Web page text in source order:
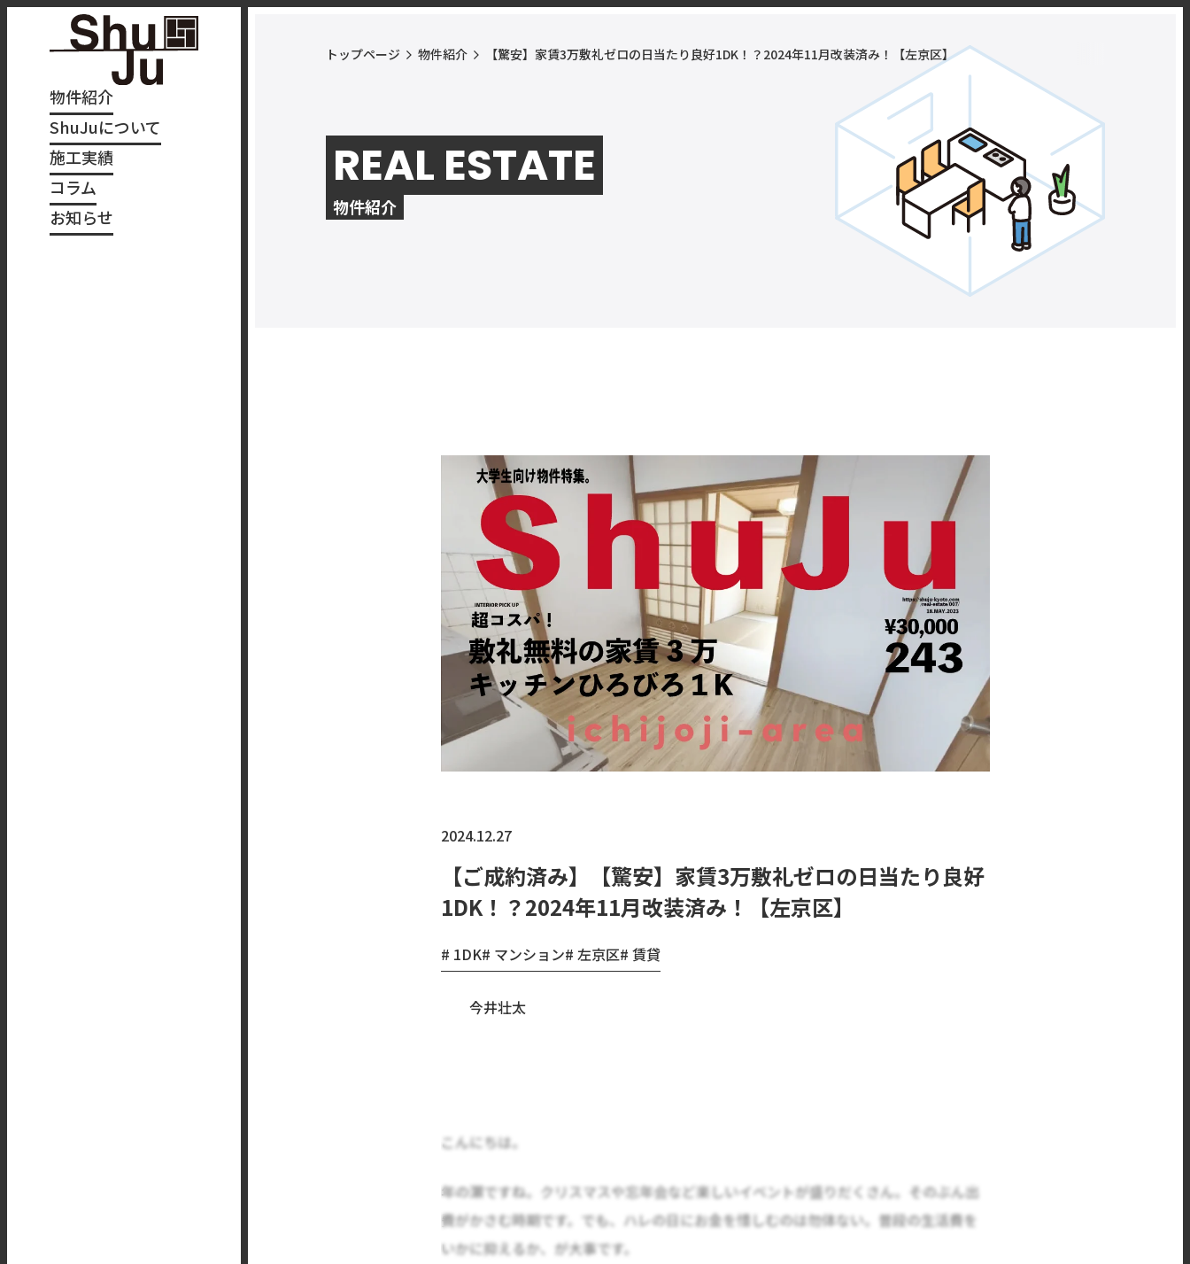
物件紹介
ShuJuについて
施工実績
コラム
お知らせ
トップページ 物件紹介 【驚安】家賃3万敷礼ゼロの日当たり良好1DK！？2024年11月改装済み！【左京区】
REAL ESTATE
物件紹介
2024.12.27
【ご成約済み】【驚安】家賃3万敷礼ゼロの日当たり良好
1DK！？2024年11月改装済み！【左京区】
1DK マンション 左京区 賃貸
今井壮太
こんにちは。
年の瀬ですね。クリスマスや忘年会など楽しいイベントが盛りだくさん。そのぶん出
費がかさむ時期です。でも、ハレの日にお金を惜しむのは勿体ない。普段の生活費を
いかに抑えるか、が大事です。